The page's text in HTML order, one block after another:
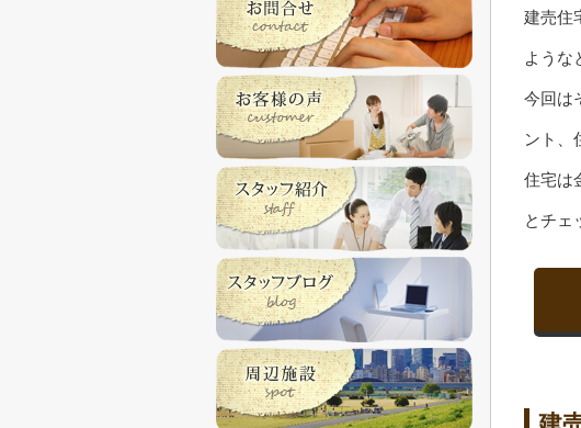
建売住
ような
今回は
ント、
住宅は
とチェ